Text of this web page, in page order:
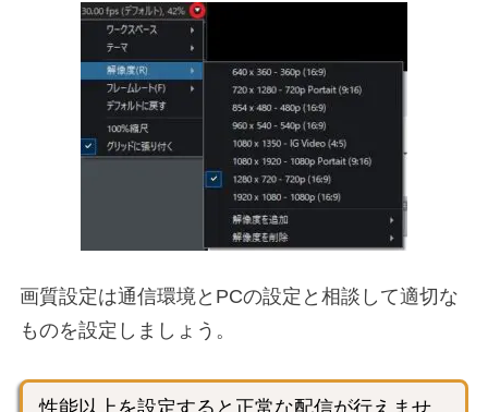
画質設定は通信環境とPCの設定と相談して適切な
ものを設定しましょう。
性能以上を設定すると正常な配信が行えませ